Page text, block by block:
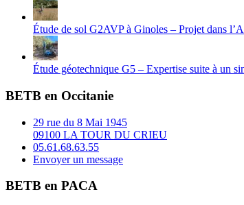
Étude de sol G2AVP à Ginoles – Projet dans
Étude géotechnique G5 – Expertise suite à un
BETB en Occitanie
29 rue du 8 Mai 1945
09100 LA TOUR DU CRIEU
05.61.68.63.55
Envoyer un message
BETB en PACA